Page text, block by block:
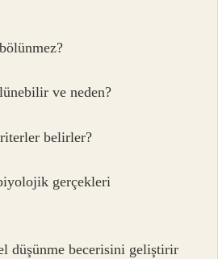
ve neden?
belirler?
gerçekleri
düşünme becerisini geliştirir